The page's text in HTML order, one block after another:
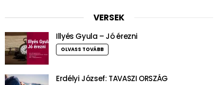
VERSEK
Illyés Gyula – Jó érezni
OLVASS TOVÁBB
Erdélyi József: TAVASZI ORSZÁG